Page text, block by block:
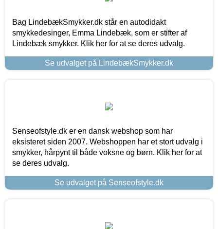
Bag LindebækSmykker.dk står en autodidakt
smykkedesinger, Emma Lindebæk, som er stifter af
Lindebæk smykker. Klik her for at se deres udvalg.
Se udvalget på LindebækSmykker.dk
Senseofstyle.dk er en dansk webshop som har
eksisteret siden 2007. Webshoppen har et stort udvalg i
smykker, hårpynt til både voksne og børn. Klik her for at
se deres udvalg.
Se udvalget på Senseofstyle.dk